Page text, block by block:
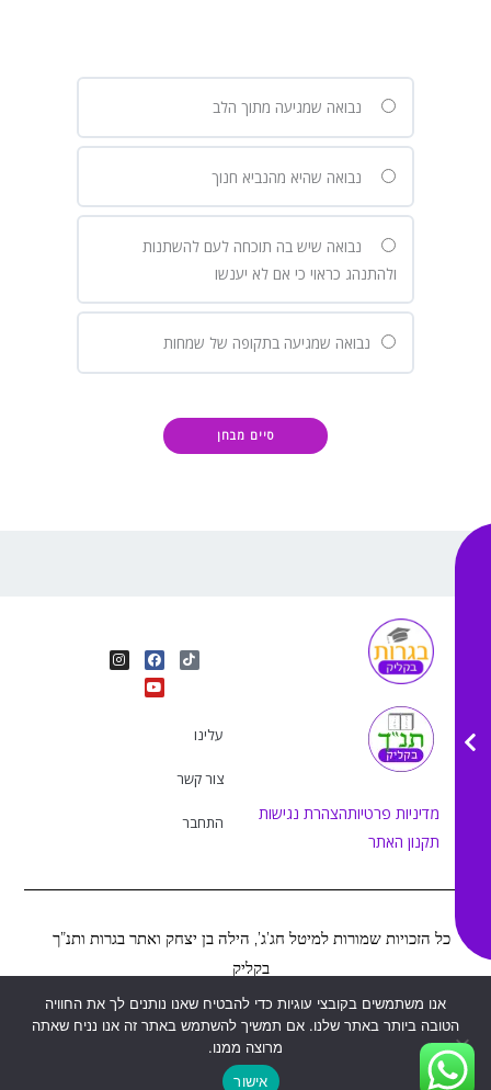
נבואה שמגיעה מתוך הלב
נבואה שהיא מהנביא חנוך
נבואה שיש בה תוכחה לעם להשתנות
ולהתנהג כראוי כי אם לא יענשו
נבואה שמגיעה בתקופה של שמחות
מדיניות פרטיותהצהרת נגישות
תקנון האתר
T
i
F
a
c
e
I
n
Y
o
u
t
עלינו
צור קשר
התחבר
כל הזכויות שמורות למיטל חג’ג’, הילה בן יצחק ואתר בגרות ותנ”ך
בקליק
©נבנה ע”י 2022
Web&MOR
אנו משתמשים בקובצי עוגיות כדי להבטיח שאנו נותנים לך את החוויה
הטובה ביותר באתר שלנו. אם תמשיך להשתמש באתר זה אנו נניח שאתה
מרוצה ממנו.
אישור